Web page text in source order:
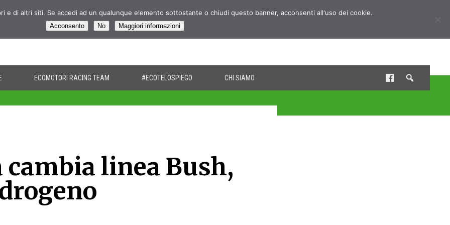
ECOMOTORI RACING TEAM #ECOTELOSPIEGO CHI SIAMO
cambia linea Bush,
e di altri siti. Se accedi ad un qualunque elemento sottostante o chiudi questo banner, acconsenti all'uso dei cookie.
Acconsento No Maggiori informazioni